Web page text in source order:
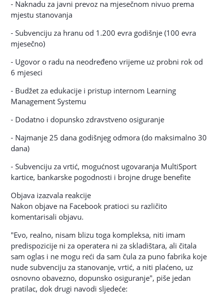
- Naknadu za javni prevoz na mjesečnom nivuo prema
mjestu stanovanja
- Subvenciju za hranu od 1.200 evra godišnje (100 evra
mjesečno)
- Ugovor o radu na neodređeno vrijeme uz probni rok od
6 mjeseci
- Budžet za edukacije i pristup internom Learning
Management Systemu
- Dodatno i dopunsko zdravstveno osiguranje
- Najmanje 25 dana godišnjeg odmora (do maksimalno 30
dana)
- Subvenciju za vrtić, mogućnost ugovaranja MultiSport
kartice, bankarske pogodnosti i brojne druge benefite
Objava izazvala reakcije
Nakon objave na Facebook pratioci su različito
komentarisali objavu.
"Evo, realno, nisam blizu toga kompleksa, niti imam
predispozicije ni za operatera ni za skladištara, ali čitala
sam oglas i ne mogu reći da sam čula za puno fabrika koje
nude subvenciju za stanovanje, vrtić, a niti plaćeno, uz
osnovno obavezno, dopunsko osiguranje", piše jedan
pratilac, dok drugi navodi sljedeće: